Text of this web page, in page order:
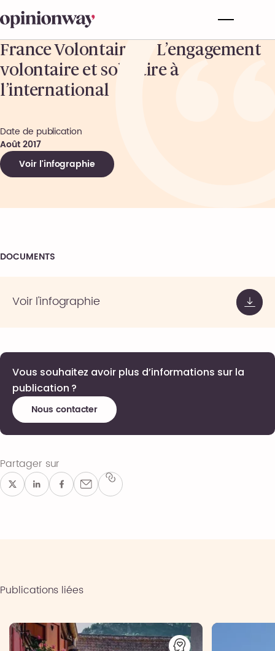
France Volontaires – L’engagement
volontaire et solidaire à
l’international
Date de publication
Août 2017
Voir l'infographie
DOCUMENTS
Voir l'infographie
Vous souhaitez avoir plus d’informations sur la
publication ?
Nous contacter
Partager sur
Publications liées